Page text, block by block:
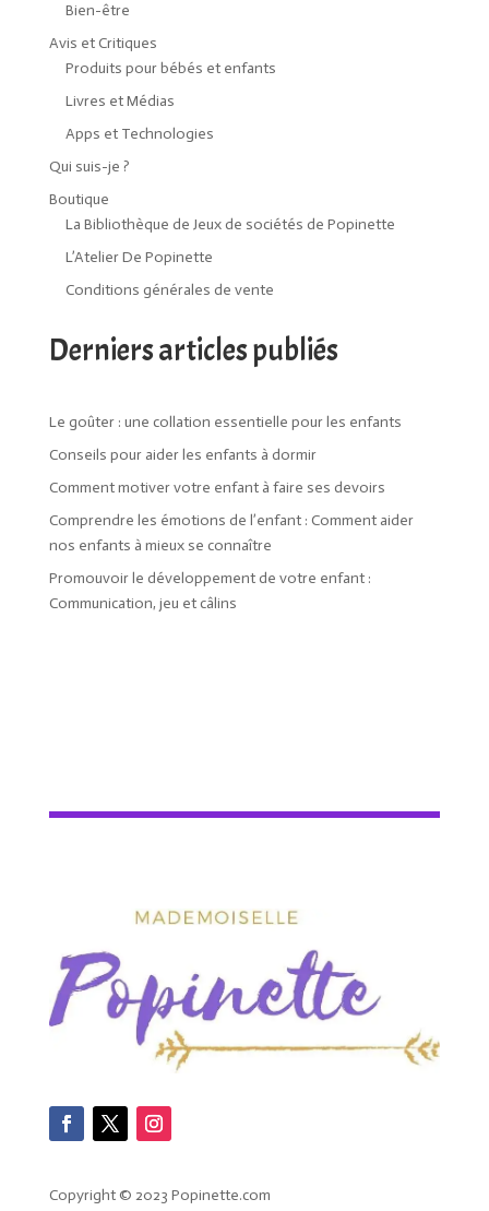
Bien-être
Avis et Critiques
Produits pour bébés et enfants
Livres et Médias
Apps et Technologies
Qui suis-je ?
Boutique
La Bibliothèque de Jeux de sociétés de Popinette
L’Atelier De Popinette
Conditions générales de vente
Derniers articles publiés
Le goûter : une collation essentielle pour les enfants
Conseils pour aider les enfants à dormir
Comment motiver votre enfant à faire ses devoirs
Comprendre les émotions de l’enfant : Comment aider
nos enfants à mieux se connaître
Promouvoir le développement de votre enfant :
Communication, jeu et câlins
Copyright © 2023 Popinette.com